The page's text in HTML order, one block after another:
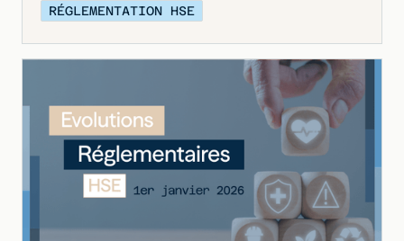
RÉGLEMENTATION HSE